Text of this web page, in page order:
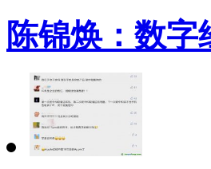
陈锦焕：数